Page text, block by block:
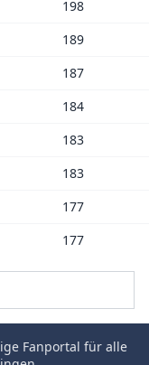
198
189
187
184
183
183
177
177
Fanportal für alle